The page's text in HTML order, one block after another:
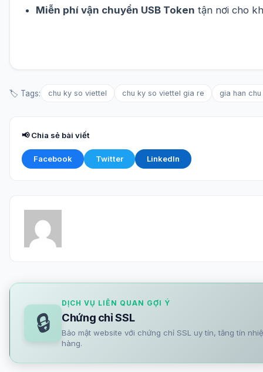
Miễn phí vận chuyển USB Token tận nơi cho
🏷️ Tags: chu ky so viettel chu ky so viettel gia re gia han
📢 Chia sẻ bài viết
Facebook Twitter LinkedIn
🔒
DỊCH VỤ LIÊN QUAN GỢI Ý
Chứng chỉ SSL
Bảo mật website với chứng chỉ SSL uy tín, tăng tín
hàng.